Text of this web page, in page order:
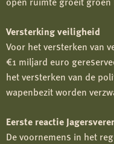
Versterking veiligheid
Voor het versterken van
€1 miljard euro
het versterken van de
wapenbezit worden
Eerste reactie
De voornemens in het